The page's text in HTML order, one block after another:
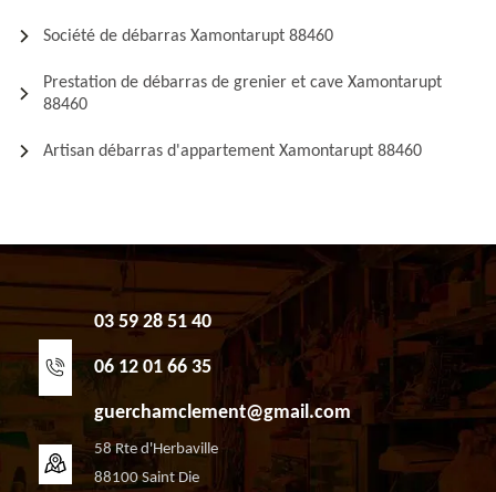
Société de débarras Xamontarupt 88460
Prestation de débarras de grenier et cave Xamontarupt
88460
Artisan débarras d'appartement Xamontarupt 88460
03 59 28 51 40
06 12 01 66 35
guerchamclement@gmail.com
58 Rte d'Herbaville
88100 Saint Die